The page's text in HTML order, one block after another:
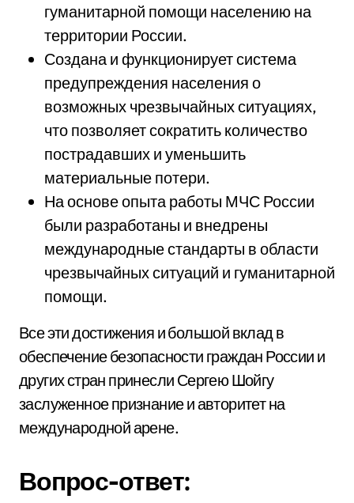
гуманитарной помощи населению на
территории России.
Создана и функционирует система
предупреждения населения о
возможных чрезвычайных ситуациях,
что позволяет сократить количество
пострадавших и уменьшить
материальные потери.
На основе опыта работы МЧС России
были разработаны и внедрены
международные стандарты в области
чрезвычайных ситуаций и гуманитарной
помощи.
Все эти достижения и большой вклад в
обеспечение безопасности граждан России и
других стран принесли Сергею Шойгу
заслуженное признание и авторитет на
международной арене.
Вопрос-ответ: